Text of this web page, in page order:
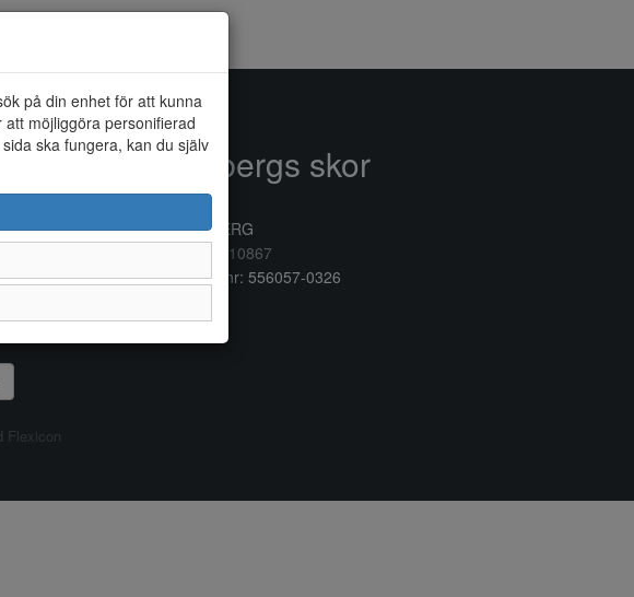
på din enhet för att kunna
möjliggöra personifierad
ska fungera, kan du självAnderbergs skor
432 41 VARBERG
0340/10867
Organisationsnr: 556057-0326
Flexicon